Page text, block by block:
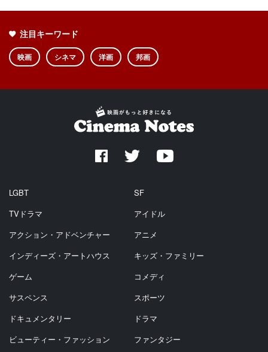
注目キーワード
映画 シネマ 洋画 邦画
LGBT
SF
TVドラマ
アイドル
アクション・アドベンチャー
アニメ
インディーズ・アートハウス
キッズ・ファミリー
ゲーム
コメディ
サスペンス
スポーツ
ドキュメンタリー
ドラマ
ビューティー・ファッション
ファンタジー